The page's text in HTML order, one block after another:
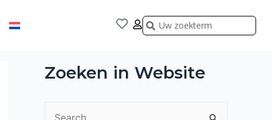
Zoeken
Zoeken
Zoeken in Website